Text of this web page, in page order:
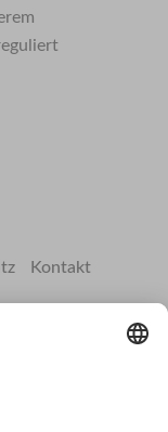
Kontakt